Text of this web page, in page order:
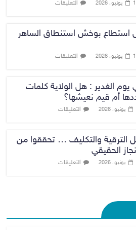
2026 التعليقات
استطاع بوخش استنطاق الساهر
2026 التعليقات
يوم الغدير : هل الولاية كلمات
أم قيم نعيشها؟
التعليقات
الترقية والتكليف … تحققوا من
الحقيقي
التعليقات